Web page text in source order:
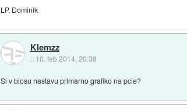
LP, Dominik
Klemzz
:: 10. feb 2014, 20:38
Si v biosu nastavu primarno grafiko na pcie?